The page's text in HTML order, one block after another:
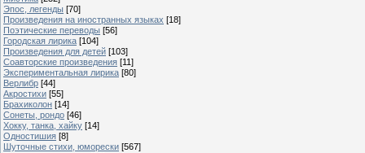
Эпос, легенды [70]
Произведения на иностранных языках [18]
Поэтические переводы [56]
Городская лирика [104]
Произведения для детей [103]
Соавторские произведения [11]
Экспериментальная лирика [80]
Верлибр [44]
Акростихи [55]
Брахиколон [14]
Сонеты, рондо [46]
Хокку, танка, хайку [14]
Одностишия [8]
Шуточные стихи, юморески [567]